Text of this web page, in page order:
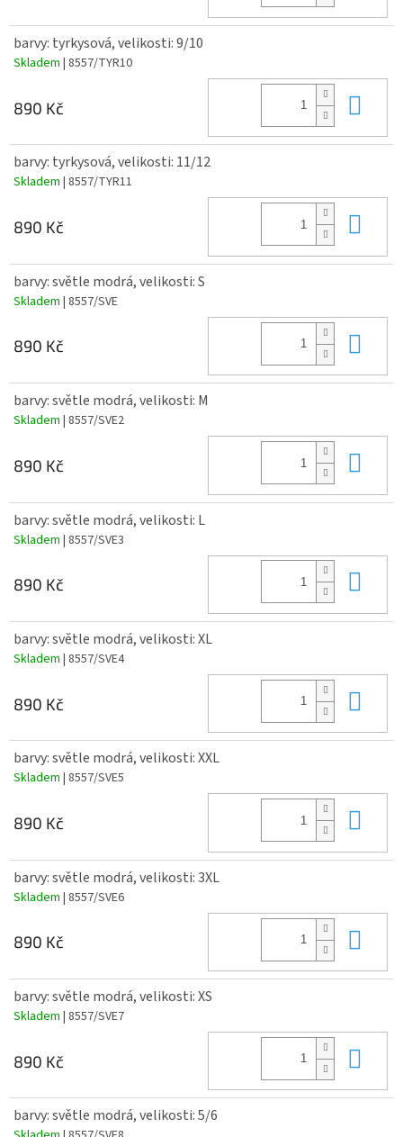
barvy: tyrkysová, velikosti: 9/10
Skladem | 8557/TYR10
890 Kč
barvy: tyrkysová, velikosti: 11/12
Skladem | 8557/TYR11
890 Kč
barvy: světle modrá, velikosti: S
Skladem | 8557/SVE
890 Kč
barvy: světle modrá, velikosti: M
Skladem | 8557/SVE2
890 Kč
barvy: světle modrá, velikosti: L
Skladem | 8557/SVE3
890 Kč
barvy: světle modrá, velikosti: XL
Skladem | 8557/SVE4
890 Kč
barvy: světle modrá, velikosti: XXL
Skladem | 8557/SVE5
890 Kč
barvy: světle modrá, velikosti: 3XL
Skladem | 8557/SVE6
890 Kč
barvy: světle modrá, velikosti: XS
Skladem | 8557/SVE7
890 Kč
barvy: světle modrá, velikosti: 5/6